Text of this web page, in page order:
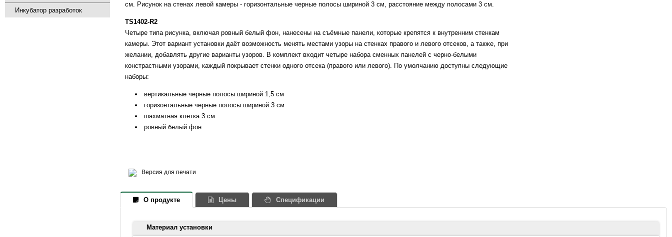
Инкубатор разработок
см. Рисунок на стенах левой камеры - горизонтальные черные полосы шириной 3 см, расстояние между полосами 3 см.
TS1402-R2
Четыре типа рисунка, включая ровный белый фон, нанесены на съёмные панели, которые крепятся к внутренним стенкам
камеры. Этот вариант установки даёт возможность менять местами узоры на стенках правого и левого отсеков, а также, при
желании, добавлять другие варианты узоров. В комплект входит четыре набора сменных панелей с черно-белыми
констрастными узорами, каждый покрывает стенки одного отсека (правого или левого). По умолчанию доступны следующие
наборы:
вертикальные черные полосы шириной 1,5 см
горизонтальные черные полосы шириной 3 см
шахматная клетка 3 см
ровный белый фон
Версия для печати
О продукте Цены Спецификации
Материал установки